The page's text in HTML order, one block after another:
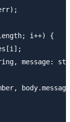
i++) {
message: